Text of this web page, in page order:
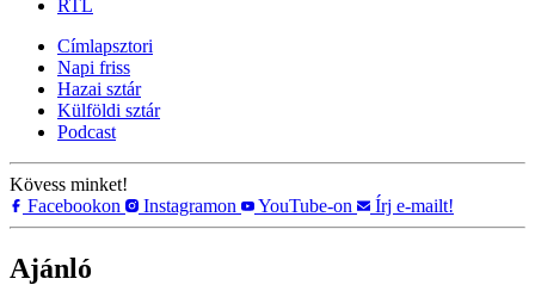
RTL
Címlapsztori
Napi friss
Hazai sztár
Külföldi sztár
Podcast
Kövess minket!
Facebookon
Instagramon YouTube-on Írj e-mailt!
Ajánló